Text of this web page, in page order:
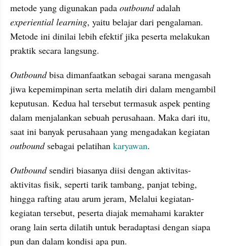
metode yang digunakan pada outbound
experiential learning, yaitu belajar dari pengalaman.
Metode ini dinilai lebih efektif jika peserta melakukan
praktik secara langsung.
Outbound bisa dimanfaatkan sebagai sarana mengasah
jiwa kepemimpinan serta melatih diri dalam mengambil
keputusan. Kedua hal tersebut termasuk aspek penting
dalam menjalankan sebuah perusahaan. Maka dari itu,
outbound sebagai pelatihan karyawan.
Outbound sendiri biasanya diisi dengan aktivitas-
aktivitas fisik, seperti tarik tambang, panjat tebing,
hingga rafting atau arum jeram, Melalui kegiatan-
kegiatan tersebut, peserta diajak memahami karakter
orang lain serta dilatih untuk beradaptasi dengan siapa
pun dan dalam kondisi apa pun.